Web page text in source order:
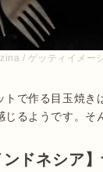
/ ゲッティイメー
トで作る目玉焼き
ンドネシア